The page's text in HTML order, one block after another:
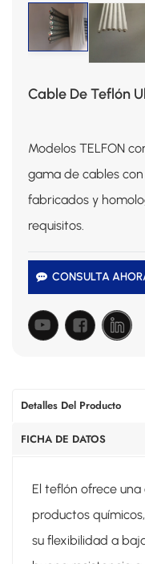
Cable De Teflón
Modelos TELFON
gama de cables
fabricados y
requisitos.
CONSULTA
Detalles Del Producto
FICHA DE DATOS
El teflón ofrece
productos
su flexibilidad a